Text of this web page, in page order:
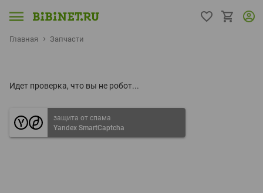
Главная Запчасти
Идет проверка, что вы не робот...
защита от спама
Yandex SmartCaptcha